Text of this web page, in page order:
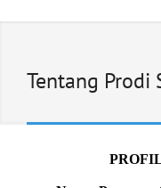
Tentang Prodi